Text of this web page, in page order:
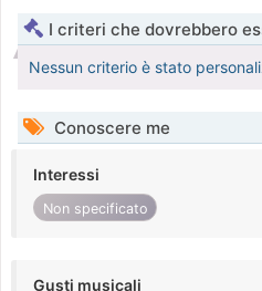
I criteri che dovrebbero
Nessun criterio è stato
Conoscere me
Interessi
Non specificato
Gusti musicali